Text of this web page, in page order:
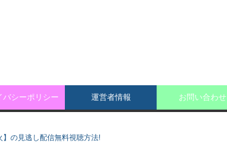
バシーポリシー 運営者情報 お問い合わせ
の見逃し配信無料視聴方法!